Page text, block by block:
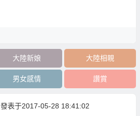
大陸新娘 大陸相親
男女感情 讚賞
發表于2017-05-28 18:41:02